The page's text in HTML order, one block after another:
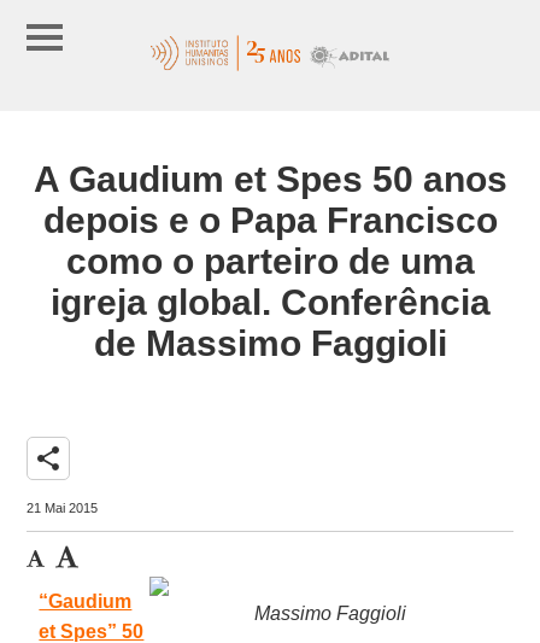
A Gaudium et Spes 50 anos
depois e o Papa Francisco
como o parteiro de uma
igreja global. Conferência
de Massimo Faggioli
share
21 Mai 2015
Massimo Faggioli
“Gaudium
et Spes” 50